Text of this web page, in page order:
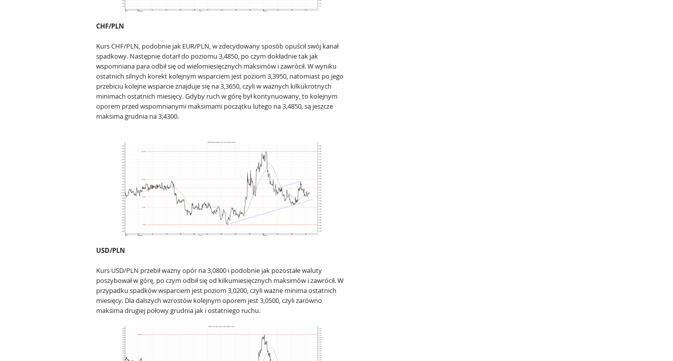
CHF/PLN
Kurs CHF/PLN, podobnie jak EUR/PLN, w zdecydowany sposób opuścił swój kanał
spadkowy. Następnie dotarł do poziomu 3,4850, po czym dokładnie tak jak
wspomniana para odbił się od wielomiesięcznych maksimów i zawrócił. W wyniku
ostatnich silnych korekt kolejnym wsparciem jest poziom 3,3950, natomiast po jego
przebiciu kolejne wsparcie znajduje się na 3,3650, czyli w ważnych kilkukrotnych
minimach ostatnich miesięcy. Gdyby ruch w górę był kontynuowany, to kolejnym
oporem przed wspomnianymi maksimami początku lutego na 3,4850, są jeszcze
maksima grudnia na 3,4300.
USD/PLN
Kurs USD/PLN przebił ważny opór na 3,0800 i podobnie jak pozostałe waluty
poszybował w górę, po czym odbił się od kilkumiesięcznych maksimów i zawrócił. W
przypadku spadków wsparciem jest poziom 3,0200, czyli ważne minima ostatnich
miesięcy. Dla dalszych wzrostów kolejnym oporem jest 3,0500, czyli zarówno
maksima drugiej połowy grudnia jak i ostatniego ruchu.